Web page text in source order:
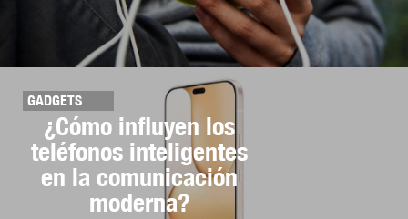
GADGETS
¿Cómo influyen los
teléfonos inteligentes
en la comunicación
moderna?